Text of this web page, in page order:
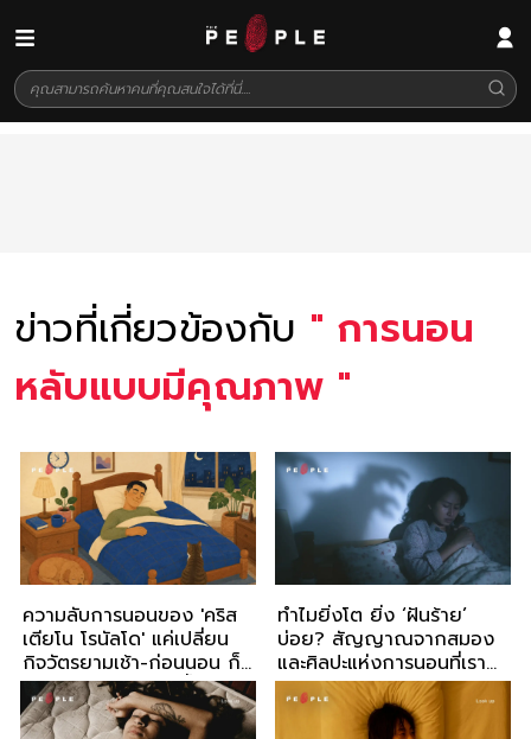
ข่าวที่เกี่ยวข้องกับ " การนอน
หลับแบบมีคุณภาพ "
ความลับการนอนของ 'คริส
เตียโน โรนัลโด' แค่เปลี่ยน
กิจวัตรยามเช้า-ก่อนนอน ก็
ทำให้หัวใจเต้น 43 ครั้ง/นาที
จนติด Top 1% ของโลก
ทำไมยิ่งโต ยิ่ง ‘ฝันร้าย’
บ่อย? สัญญาณจากสมอง
และศิลปะแห่งการนอนที่เรา
อาจลืมไป